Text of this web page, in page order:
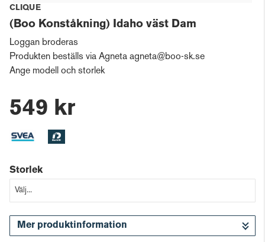
CLIQUE
(Boo Konståkning) Idaho väst Dam
Loggan broderas
Produkten beställs via Agneta agneta@boo-sk.se
Ange modell och storlek
549 kr
Storlek
Mer produktinformation